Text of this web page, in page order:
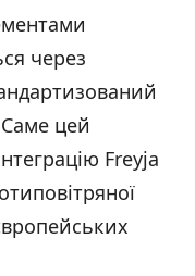
через
Саме цей
Freyja